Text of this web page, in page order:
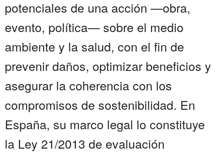
potenciales de una acción —obra,
evento, política— sobre el medio
ambiente y la salud, con el fin de
prevenir daños, optimizar beneficios y
asegurar la coherencia con los
compromisos de sostenibilidad. En
España, su marco legal lo constituye
la Ley 21/2013 de evaluación